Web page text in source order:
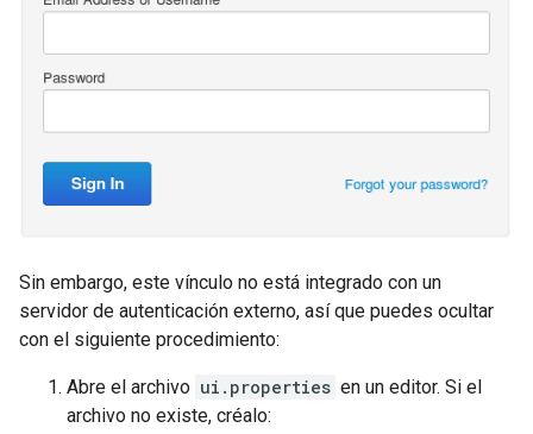
Sin embargo, este vínculo no está integrado con un
servidor de autenticación externo, así que puedes ocultar
con el siguiente procedimiento:
Abre el archivo ui.properties en un editor. Si el
archivo no existe, créalo: